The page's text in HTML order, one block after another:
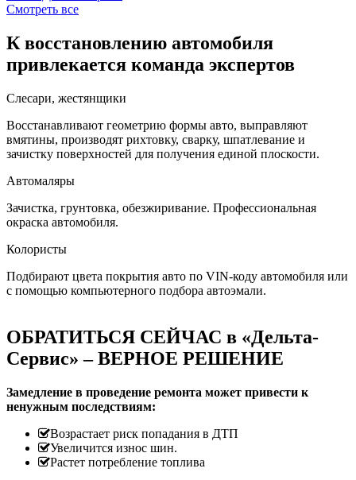
Смотреть все
К восстановлению автомобиля
привлекается команда экспертов
Слесари, жестянщики
Восстанавливают геометрию формы авто, выправляют
вмятины, производят рихтовку, сварку, шпатлевание и
зачистку поверхностей для получения единой плоскости.
Автомаляры
Зачистка, грунтовка, обезжиривание. Профессиональная
окраска автомобиля.
Колористы
Подбирают цвета покрытия авто по VIN-коду автомобиля или
с помощью компьютерного подбора автоэмали.
ОБРАТИТЬСЯ СЕЙЧАС в «Дельта-
Сервис» – ВЕРНОЕ РЕШЕНИЕ
Замедление в проведение ремонта может привести к
ненужным последствиям:
Возрастает риск попадания в ДТП
Увеличится износ шин.
Растет потребление топлива